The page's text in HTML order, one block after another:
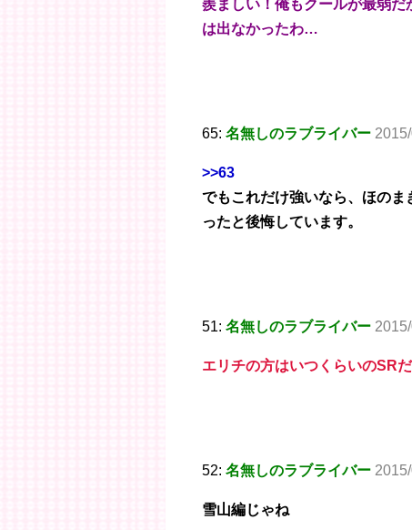
羨ましい！俺もクールが最弱だ
は出なかったわ…
65: 名無しのラブライバー
>>63
でもこれだけ強いなら、ほの
ったと後悔しています。
51: 名無しのラブライバー
エリチの方はいつくらいのSR
52: 名無しのラブライバー
雪山編じゃね